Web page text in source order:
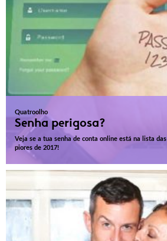
Quatroolho
Senha perigosa?
Veja se a tua senha de conta online está na lista das
piores de 2017!